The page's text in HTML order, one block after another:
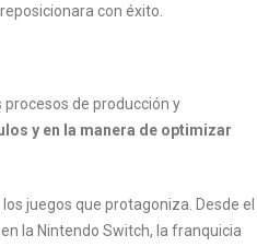
con éxito.
de producción y
y en la manera de optimizar
juegos que protagoniza. Desde el
en la Nintendo Switch, la franquicia